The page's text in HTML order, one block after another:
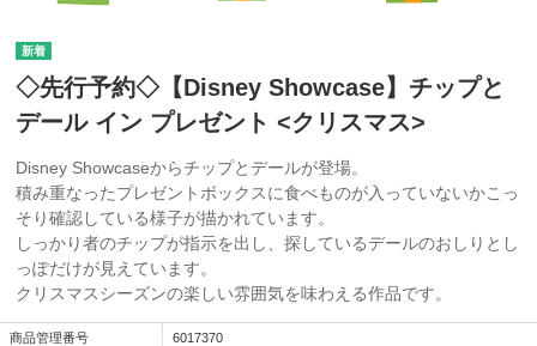
◇先行予約◇【Disney Showcase】チップと
デール イン プレゼント <クリスマス>
Disney Showcaseからチップとデールが登場。
積み重なったプレゼントボックスに食べものが入っていないかこっ
そり確認している様子が描かれています。
しっかり者のチップが指示を出し、探しているデールのおしりとし
っぽだけが見えています。
クリスマスシーズンの楽しい雰囲気を味わえる作品です。
商品管理番号 6017370